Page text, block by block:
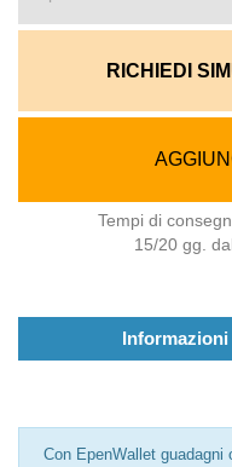
RICHIEDI
Tempi di
15/20 gg.
Con EpenWallet